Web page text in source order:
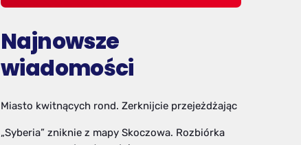
Najnowsze
wiadomości
Miasto kwitnących rond. Zerknijcie przejeżdżając
„Syberia” zniknie z mapy Skoczowa. Rozbiórka